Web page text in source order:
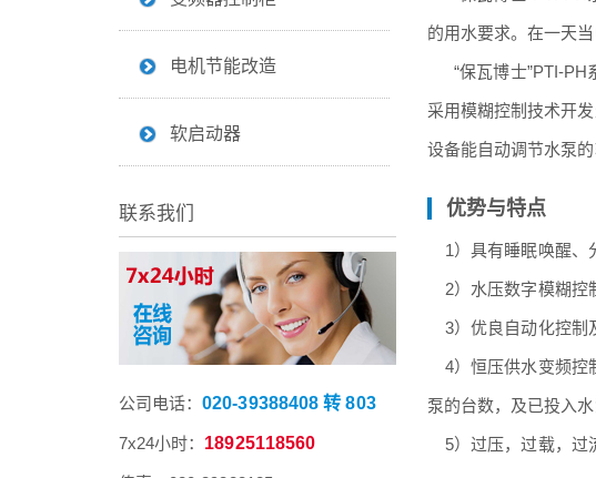
的用水要求。在一天
“保瓦博士”PTI-PH
采用模糊控制技术开
设备能自动调节水泵
优势与特点
1）具有睡眠唤醒、
2）水压数字模糊控
3）优良自动化控制
4）恒压供水变频控
泵的台数，及已投入水
5）过压，过载，过
电机节能改造
软启动器
联系我们
公司电话： 020-39388408 转 803
7x24小时： 18925118560